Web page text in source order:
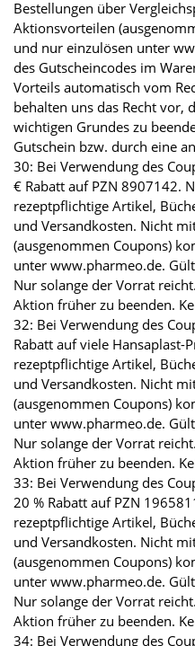
Bestellungen über
Aktionsvorteilen
und nur einzulösen unter
des Gutscheincodes im
Vorteils automatisch vom
behalten uns das Recht vor,
wichtigen Grundes zu
Gutschein bzw. durch eine
30: Bei Verwendung des
€ Rabatt auf PZN 8907142.
rezeptpflichtige Artikel,
und Versandkosten. Nicht
(ausgenommen Coupons)
unter www.pharmeo.de.
Nur solange der Vorrat
Aktion früher zu beenden.
32: Bei Verwendung des
Rabatt auf viele
rezeptpflichtige Artikel,
und Versandkosten. Nicht
(ausgenommen Coupons)
unter www.pharmeo.de.
Nur solange der Vorrat
Aktion früher zu beenden.
33: Bei Verwendung des
20 % Rabatt auf PZN
rezeptpflichtige Artikel,
und Versandkosten. Nicht
(ausgenommen Coupons)
unter www.pharmeo.de.
Nur solange der Vorrat
Aktion früher zu beenden.
34: Bei Verwendung des